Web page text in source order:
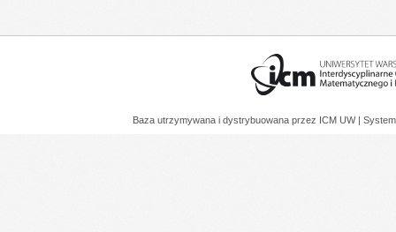
Baza utrzymywana i dystrybuowana przez ICM UW |